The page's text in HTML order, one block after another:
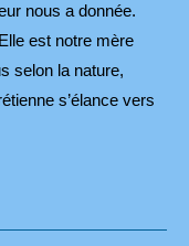
nous a donnée.
est notre mère
selon la nature,
s’élance vers